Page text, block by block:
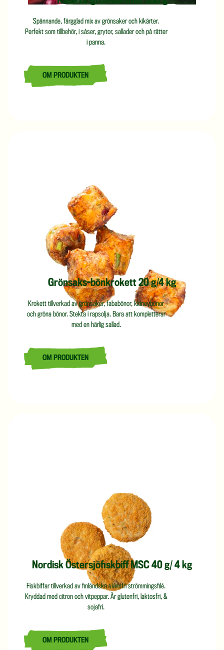
Spännande, färgglad mix av grönsaker och kikärter.
Perfekt som tillbehör, i såser, grytor, sallader och på rätter
i panna.
LÄS MER OM KIKÄRTS-GRÖNSAKSMIX 350 G
OM PRODUKTEN
Grönsaks-bönkrokett 20 g/4 kg
Krokett tillverkad av grönsaker, fababönor, kidneybönor
och gröna bönor. Stekta i rapsolja. Bara att kompletterar
med en härlig sallad.
LÄS MER OM GRÖNSAKS-BÖNKROKETT 20 G/4 KG
OM PRODUKTEN
Nordisk Östersjöfiskbiff MSC 40 g/ 4 kg
Fiskbiffar tillverkad av finländska skinnfri strömmingsfilé.
Kryddad med citron och vitpeppar. Är glutenfri, laktosfri, &
sojafri.
LÄS MER OM NORDISK ÖSTERSJÖFISKBIFF MSC 40 G/ 4
OM PRODUKTEN